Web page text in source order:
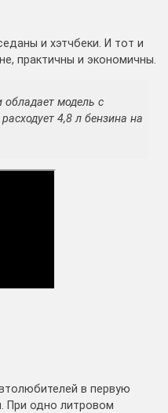
и хэтчбеки. И тот и
практичны и экономичны.
модель с
4,8 л бензина на
в первую
При одно литровом